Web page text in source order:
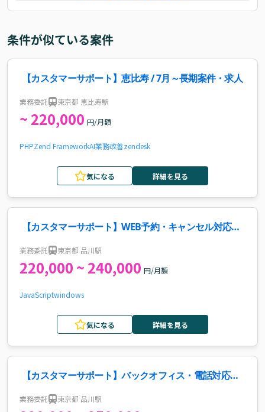
条件が似ている案件
【カスタマーサポート】恵比寿 / 7月～長期案件・求人
業務委託 東京都 恵比寿駅
~ 220,000 円/月額
PHPZend FrameworkAI業務改善zendesk
気になる 詳細を見る
【カスタマーサポート】WEB予約・キャンセル対応案
業務委託 東京都 品川駅
220,000 ~ 240,000 円/月額
JavaScriptwindows
気になる 詳細を見る
【カスタマーサポート】バックオフィス・電話対応案
業務委託 東京都 品川駅